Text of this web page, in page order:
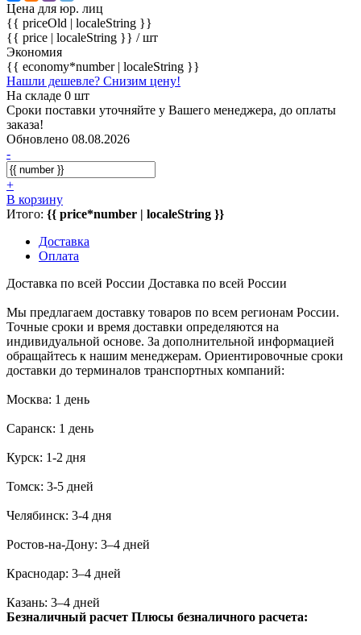
Цена для юр. лиц
{{ priceOld | localeString }}
{{ price | localeString }} / шт
Экономия
{{ economy*number | localeString }}
Нашли дешевле? Снизим цену!
На складе 0 шт
Сроки поставки уточняйте у Вашего менеджера, до оплаты
заказа!
Обновлено 08.08.2026
-
+
В корзину
Итого: {{ price*number | localeString }}
Доставка
Оплата
Доставка по всей России Доставка по всей России
Мы предлагаем доставку товаров по всем регионам России.
Точные сроки и время доставки определяются на
индивидуальной основе. За дополнительной информацией
обращайтесь к нашим менеджерам. Ориентировочные сроки
доставки до терминалов транспортных компаний:
Москва: 1 день
Саранск: 1 день
Курск: 1-2 дня
Томск: 3-5 дней
Челябинск: 3-4 дня
Ростов-на-Дону: 3–4 дней
Краснодар: 3–4 дней
Казань: 3–4 дней
Безналичный расчет Плюсы безналичного расчета: